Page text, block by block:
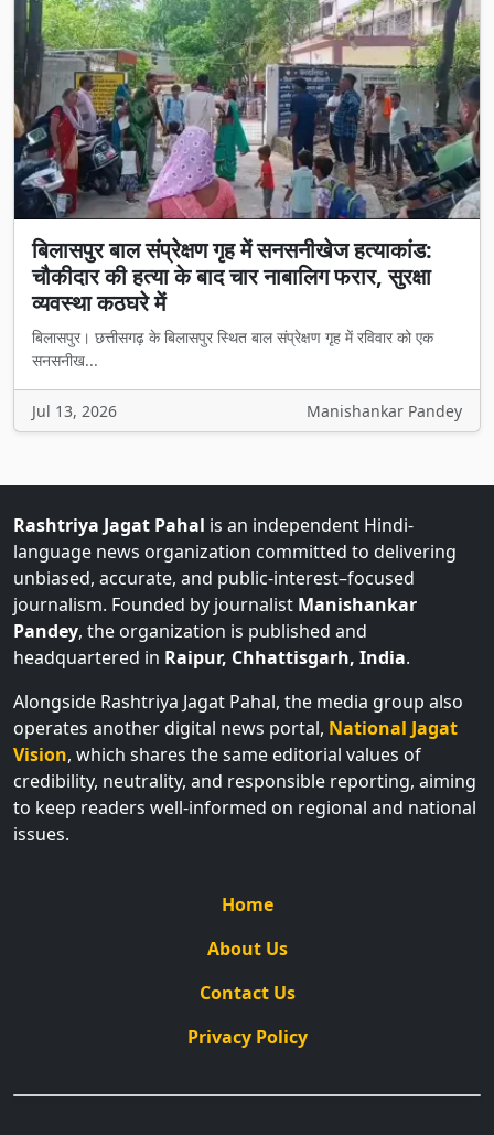
बिलासपुर बाल संप्रेक्षण गृह में सनसनीखेज हत्याकांड:
चौकीदार की हत्या के बाद चार नाबालिग फरार, सुरक्षा
व्यवस्था कठघरे में
बिलासपुर। छत्तीसगढ़ के बिलासपुर स्थित बाल संप्रेक्षण गृह में रविवार को एक
सनसनीख...
Jul 13, 2026 Manishankar Pandey
Rashtriya Jagat Pahal is an independent Hindi-
language news organization committed to delivering
unbiased, accurate, and public-interest–focused
journalism. Founded by journalist Manishankar
Pandey, the organization is published and
headquartered in Raipur, Chhattisgarh, India.
Alongside Rashtriya Jagat Pahal, the media group also
operates another digital news portal, National Jagat
Vision, which shares the same editorial values of
credibility, neutrality, and responsible reporting, aiming
to keep readers well-informed on regional and national
issues.
Home
About Us
Contact Us
Privacy Policy